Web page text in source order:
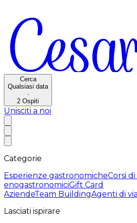
Cerca
Qualsiasi data
·
2 Ospiti
Unisciti a noi
Categorie
Esperienze gastronomicheCorsi
enogastronomiciGift Card
AziendeTeam BuildingAgenti di
Lasciati ispirare